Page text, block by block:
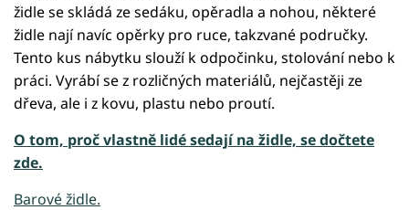
židle se skládá ze sedáku, opěradla a nohou, některé
židle nají navíc opěrky pro ruce, takzvané područky.
Tento kus nábytku slouží k odpočinku, stolování nebo k
práci. Vyrábí se z rozličných materiálů, nejčastěji ze
dřeva, ale i z kovu, plastu nebo proutí.
O tom, proč vlastně lidé sedají na židle, se dočtete
zde.
Barové židle.